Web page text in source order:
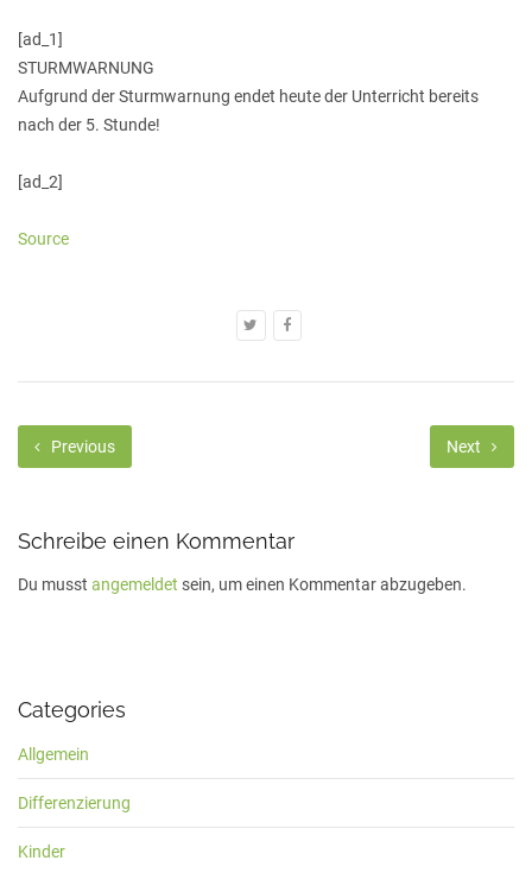
[ad_1]
STURMWARNUNG
Aufgrund der Sturmwarnung endet heute der Unterricht bereits
nach der 5. Stunde!
[ad_2]
Source
Previous Next
Schreibe einen Kommentar
Du musst angemeldet sein, um einen Kommentar abzugeben.
Categories
Allgemein
Differenzierung
Kinder